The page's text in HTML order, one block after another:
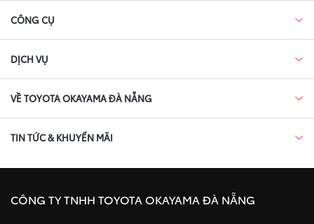
CÔNG CỤ
DỊCH VỤ
VỀ TOYOTA OKAYAMA ĐÀ NẴNG
TIN TỨC & KHUYẾN MÃI
CÔNG TY TNHH TOYOTA OKAYAMA ĐÀ NẴNG